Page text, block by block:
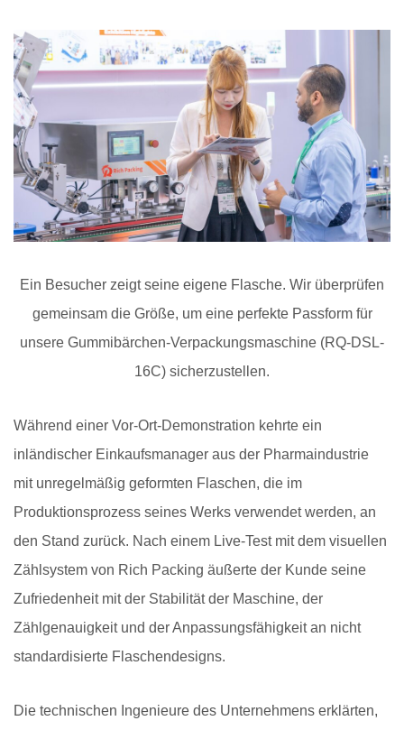
Ein Besucher zeigt seine eigene Flasche. Wir überprüfen
gemeinsam die Größe, um eine perfekte Passform für
unsere Gummibärchen-Verpackungsmaschine (RQ-DSL-
16C) sicherzustellen.
Während einer Vor-Ort-Demonstration kehrte ein
inländischer Einkaufsmanager aus der Pharmaindustrie
mit unregelmäßig geformten Flaschen, die im
Produktionsprozess seines Werks verwendet werden, an
den Stand zurück. Nach einem Live-Test mit dem visuellen
Zählsystem von Rich Packing äußerte der Kunde seine
Zufriedenheit mit der Stabilität der Maschine, der
Zählgenauigkeit und der Anpassungsfähigkeit an nicht
standardisierte Flaschendesigns.
Die technischen Ingenieure des Unternehmens erklärten,